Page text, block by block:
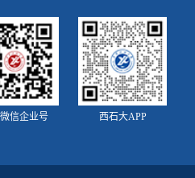
信企业号 西石大APP